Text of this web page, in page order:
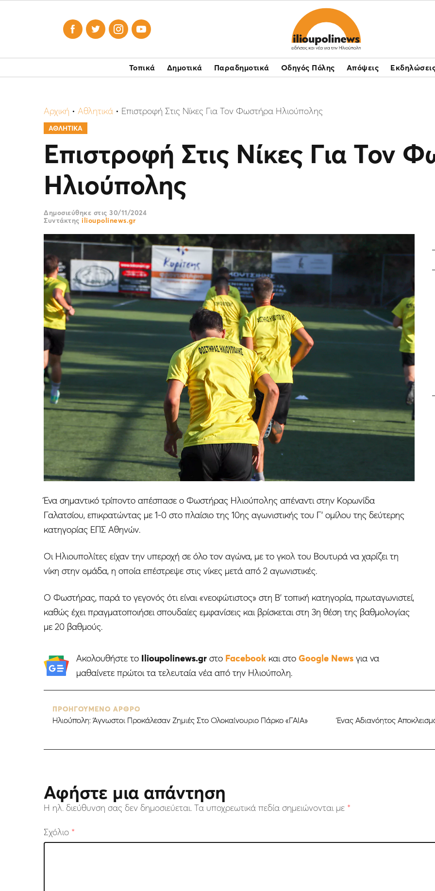
   
Τοπικά Δημοτικά Παραδημοτικά Οδηγός Πόλης Απόψεις
Αρχική • Αθλητικά • Eπιστροφή Στις Νίκες Για Τον Φωστήρα Ηλιούπολης
ΑΘΛΗΤΙΚΑ
Eπιστροφή Στις Νίκες Για Τον
Ηλιούπολης
Δημοσιεύθηκε στις 30/11/2024
Συντάκτης ilioupolinews.gr
Ένα σημαντικό τρίποντο απέσπασε ο Φωστήρας Ηλιούπολης απέναντι στην Κορωνίδα
Γαλατσίου, επικρατώντας με 1-0 στο πλαίσιο της 10ης αγωνιστικής του Γ’ ομίλου της δεύτερης
κατηγορίας ΕΠΣ Αθηνών.
Οι Ηλιουπολίτες είχαν την υπεροχή σε όλο τον αγώνα, με το γκολ του Βουτυρά να χαρίζει τη
νίκη στην ομάδα, η οποία επέστρεψε στις νίκες μετά από 2 αγωνιστικές.
Ο Φωστήρας, παρά το γεγονός ότι είναι «νεοφώτιστος» στη Β’ τοπική κατηγορία, πρωταγωνιστεί,
καθώς έχει πραγματοποιήσει σπουδαίες εμφανίσεις και βρίσκεται στη 3η θέση της βαθμολογίας
με 20 βαθμούς.
Ακολουθήστε το Ilioupolinews.grστο Facebookκαι στο Google Newsγια να
μαθαίνετε πρώτοι τα τελευταία νέα από την Ηλιούπολη.
ΠΡΟΗΓΟΥΜΕΝΟ ΑΡΘΡΟ
Ηλιούπολη: Άγνωστοι Προκάλεσαν Ζημιές Στο Ολοκαίνουριο Πάρκο «ΓΑΙΑ»
Ένας Αδιανόητος
Αφήστε μια απάντηση
Η ηλ. διεύθυνση σας δεν δημοσιεύεται. Τα υποχρεωτικά πεδία σημειώνονται με *
Σχόλιο *